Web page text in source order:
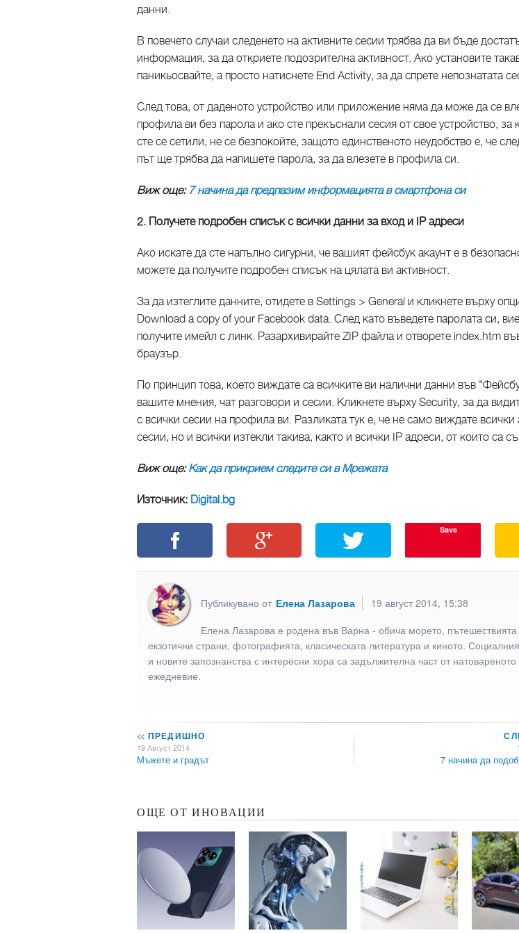
данни.
В повечето случаи следенето на активните сесии трябва да ви бъде
информация, за да откриете подозрителна активност. Ако установите
паникьосвайте, а просто натиснете End Activity, за да спрете непознатата
След това, от даденото устройство или приложение няма да може да се
профила ви без парола и ако сте прекъснали сесия от свое устройство, за
сте се сетили, не се безпокойте, защото единственото неудобство е, че
път ще трябва да напишете парола, за да влезете в профила си.
Виж още: 7 начина да предпазим информацията в смартфона си
2. Получете подробен списък с всички данни за вход и IP адреси
Ако искате да сте напълно сигурни, че вашият фейсбук акаунт е в
можете да получите подробен списък на цялата ви активност.
За да изтеглите данните, отидете в Settings > General и кликнете върху
Download a copy of your Facebook data. След като въведете паролата си,
получите имейл с линк. Разархивирайте ZIP файла и отворете index.htm
браузър.
По принцип това, което виждате са всичките ви налични данни във
вашите мнения, чат разговори и сесии. Кликнете върху Security, за да
с всички сесии на профила ви. Разликата тук е, че не само виждате всички
сесии, но и всички изтекли такива, както и всички IP адреси, от които са
Виж още:Как да прикрием следите си в Мрежата
Източник: Digital.bg
Save
Публикувано от Елена Лазарова
19 август 2014, 15:38
Елена Лазарова е родена във Варна - обича морето, пътешествията
екзотични страни, фотографията, класическата литература и киното.
и новите запознанства с интересни хора са задължителна част от натовареното
ежедневие.
<< ПРЕДИШНО
19 Август 2014
Мъжете и градът 7 начина да
ОЩЕ ОТ ИНОВАЦИИ